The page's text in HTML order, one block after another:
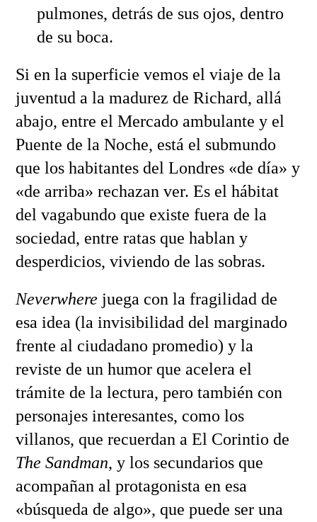
pulmones, detrás de sus ojos, dentro
de su boca.
Si en la superficie vemos el viaje de la
juventud a la madurez de Richard, allá
abajo, entre el Mercado ambulante y el
Puente de la Noche, está el submundo
que los habitantes del Londres «de día» y
«de arriba» rechazan ver. Es el hábitat
del vagabundo que existe fuera de la
sociedad, entre ratas que hablan y
desperdicios, viviendo de las sobras.
Neverwhere juega con la fragilidad de
esa idea (la invisibilidad del marginado
frente al ciudadano promedio) y la
reviste de un humor que acelera el
trámite de la lectura, pero también con
personajes interesantes, como los
villanos, que recuerdan a El Corintio de
The Sandman, y los secundarios que
acompañan al protagonista en esa
«búsqueda de algo», que puede ser una